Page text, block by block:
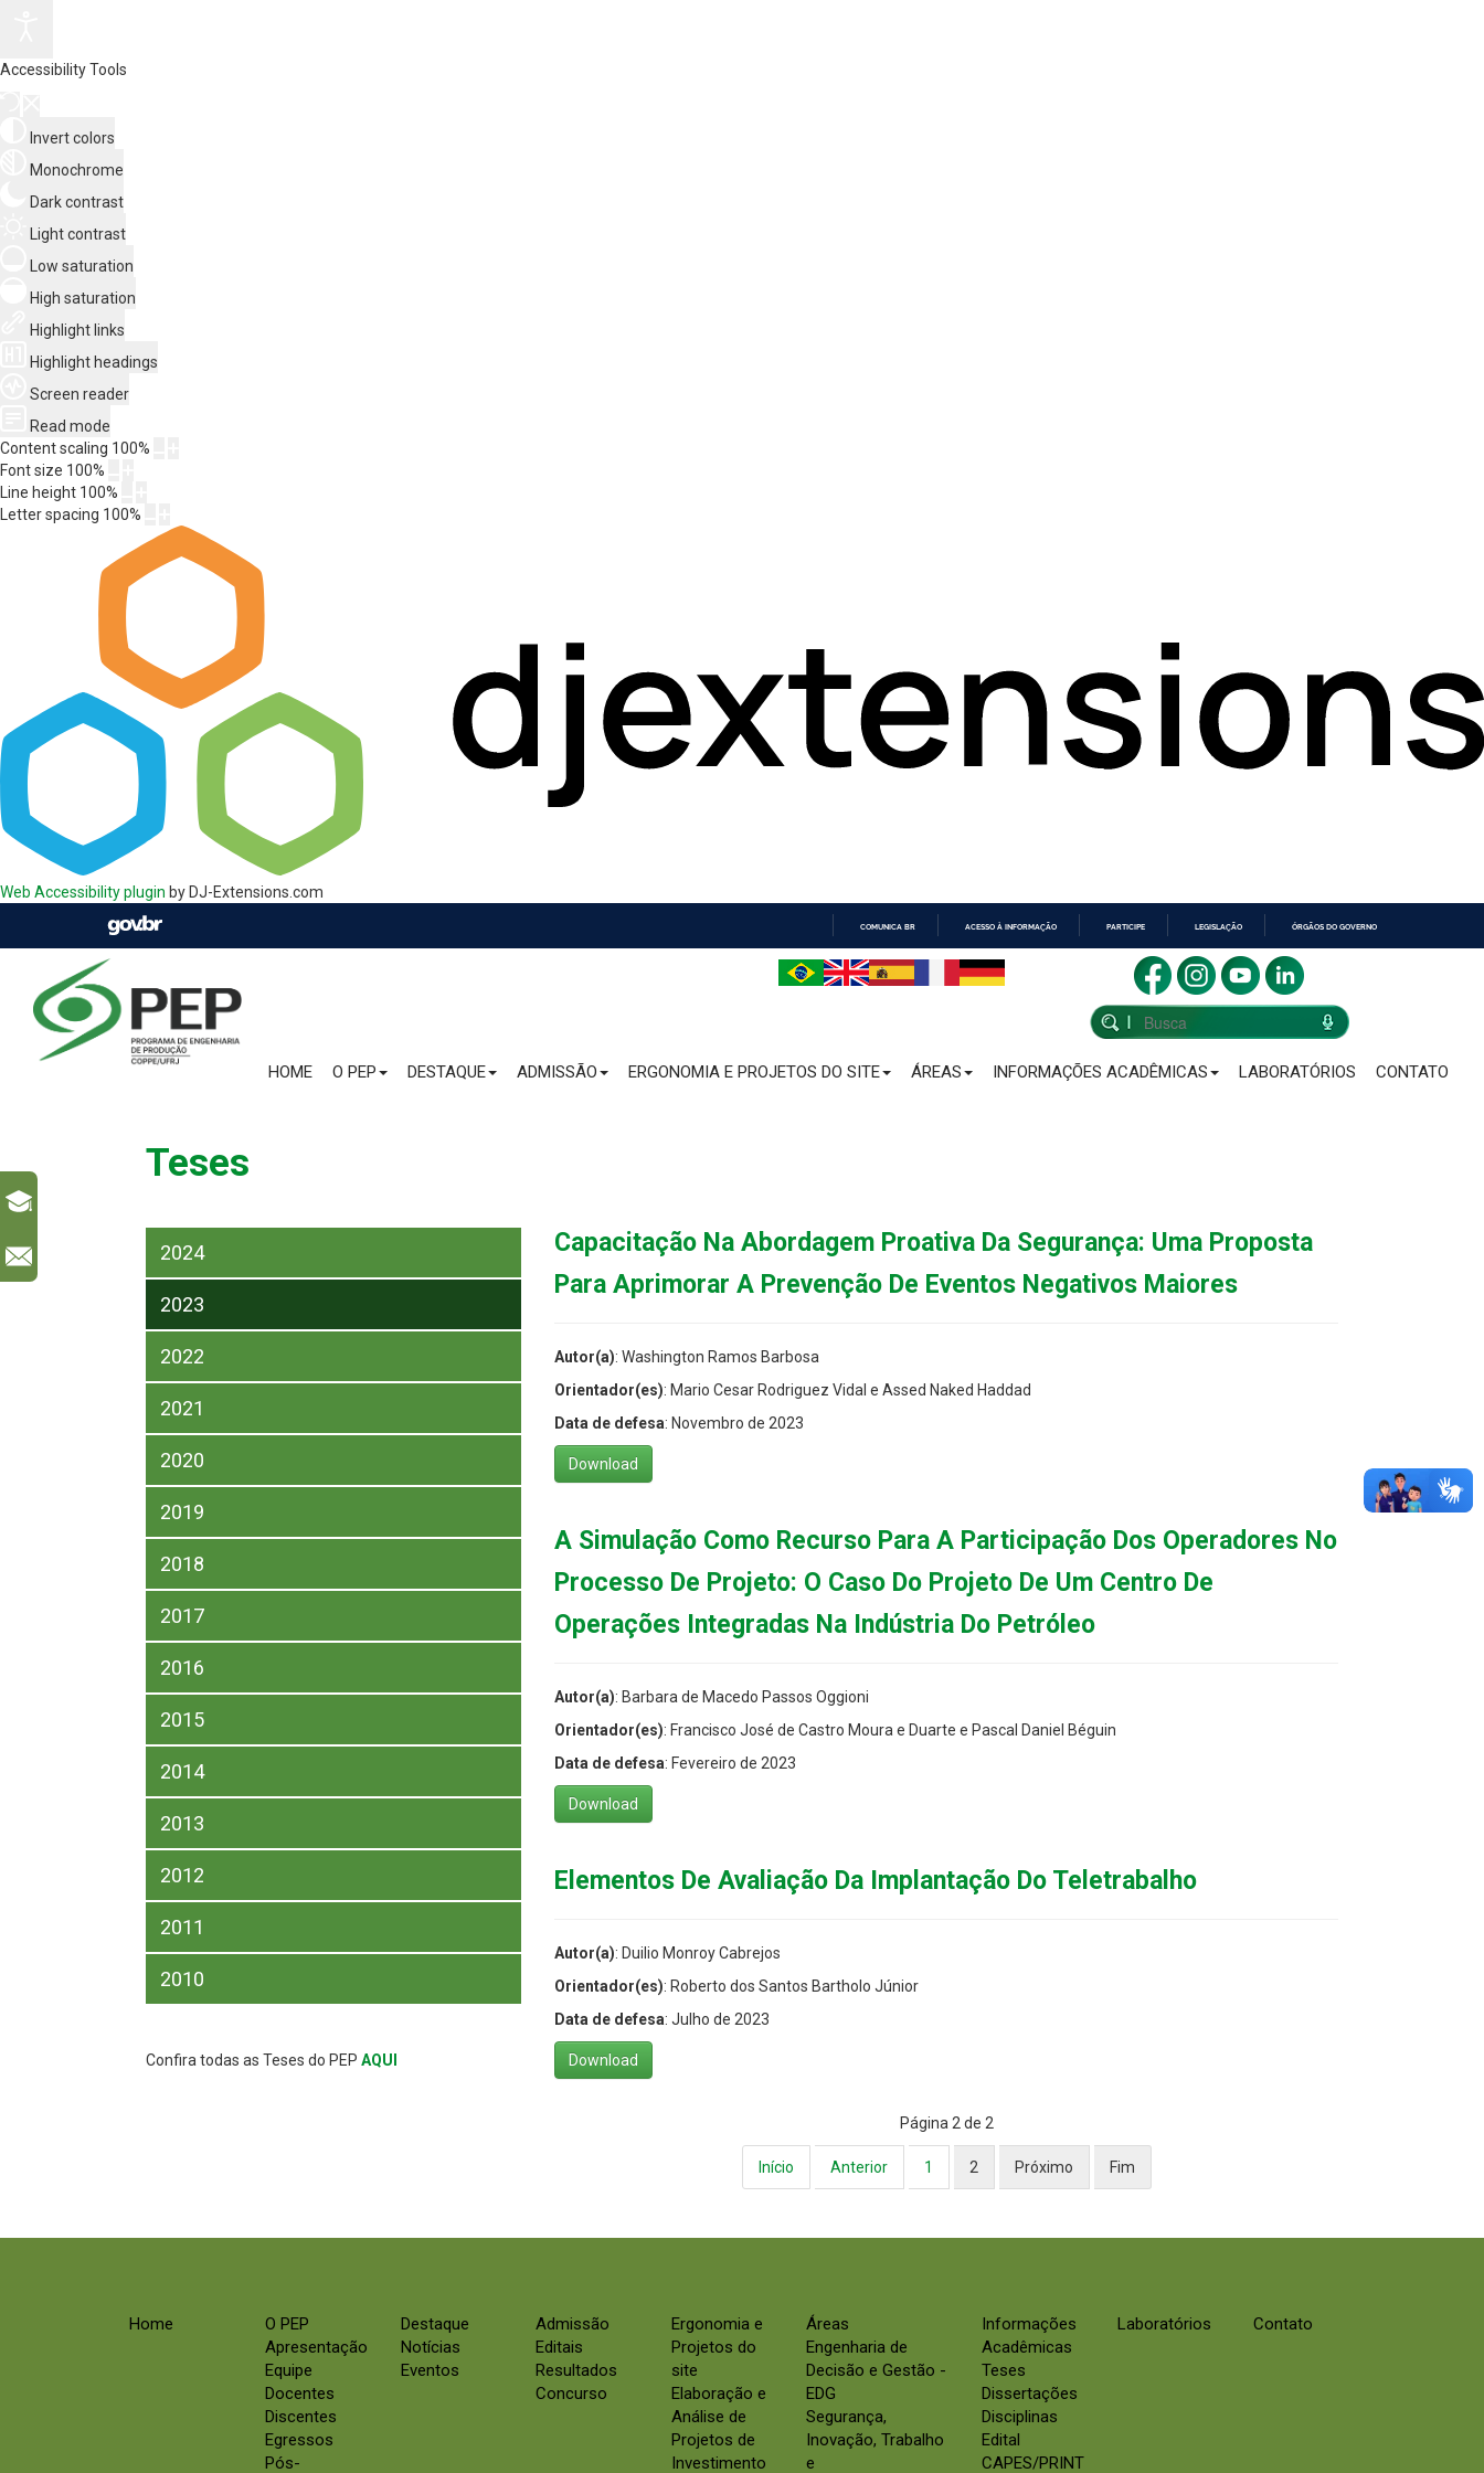
Accessibility Tools
Invert colors
Monochrome
Dark contrast
Light contrast
Low saturation
High saturation
Highlight links
Highlight headings
Screen reader
Read mode
Content scaling 100%
Font size 100%
Line height 100%
Letter spacing 100%
Web Accessibility plugin by DJ-Extensions.com
COMUNICA BR ACESSO À INFORMAÇÃO PARTICIPE LEGISLAÇÃO ÓRGÃOS DO GOVERNO
HOME O PEP DESTAQUE ADMISSÃO ERGONOMIA E PROJETOS DO SITE ÁREAS INFORMAÇÕES ACADÊMICAS LABORATÓRIOS CONTATO
Teses
2024
2023
2022
2021
2020
2019
2018
2017
2016
2015
2014
2013
2012
2011
2010
Confira todas as Teses do PEP AQUI
Capacitação Na Abordagem Proativa Da Segurança: Uma Proposta
Para Aprimorar A Prevenção De Eventos Negativos Maiores
Autor(a): Washington Ramos Barbosa
Orientador(es): Mario Cesar Rodriguez Vidal e Assed Naked Haddad
Data de defesa: Novembro de 2023
Download
A Simulação Como Recurso Para A Participação Dos Operadores No
Processo De Projeto: O Caso Do Projeto De Um Centro De
Operações Integradas Na Indústria Do Petróleo
Autor(a): Barbara de Macedo Passos Oggioni
Orientador(es): Francisco José de Castro Moura e Duarte e Pascal Daniel Béguin
Data de defesa: Fevereiro de 2023
Download
Elementos De Avaliação Da Implantação Do Teletrabalho
Autor(a): Duilio Monroy Cabrejos
Orientador(es): Roberto dos Santos Bartholo Júnior
Data de defesa: Julho de 2023
Download
Página 2 de 2
Início Anterior 1 2 Próximo Fim
Home
O PEP
Apresentação
Equipe
Docentes
Discentes
Egressos
Pós-
Destaque
Notícias
Eventos
Admissão
Editais
Resultados
Concurso
Ergonomia e
Projetos do
site
Elaboração e
Análise de
Projetos de
Investimento
Áreas
Engenharia de
Decisão e Gestão -
EDG
Segurança,
Inovação, Trabalho
e
Informações
Acadêmicas
Teses
Dissertações
Disciplinas
Edital
CAPES/PRINT
Laboratórios Contato